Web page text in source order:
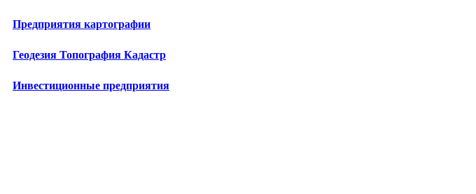
Предприятия картографии
Геодезия Топография Кадастр
Инвестиционные предприятия